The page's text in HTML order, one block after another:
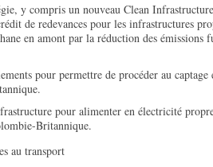
y compris un nouveau Clean
de redevances pour les infrastructures
en amont par la réduction des émissions
pour permettre de procéder au
pour alimenter en électricité
Britannique.
au transport